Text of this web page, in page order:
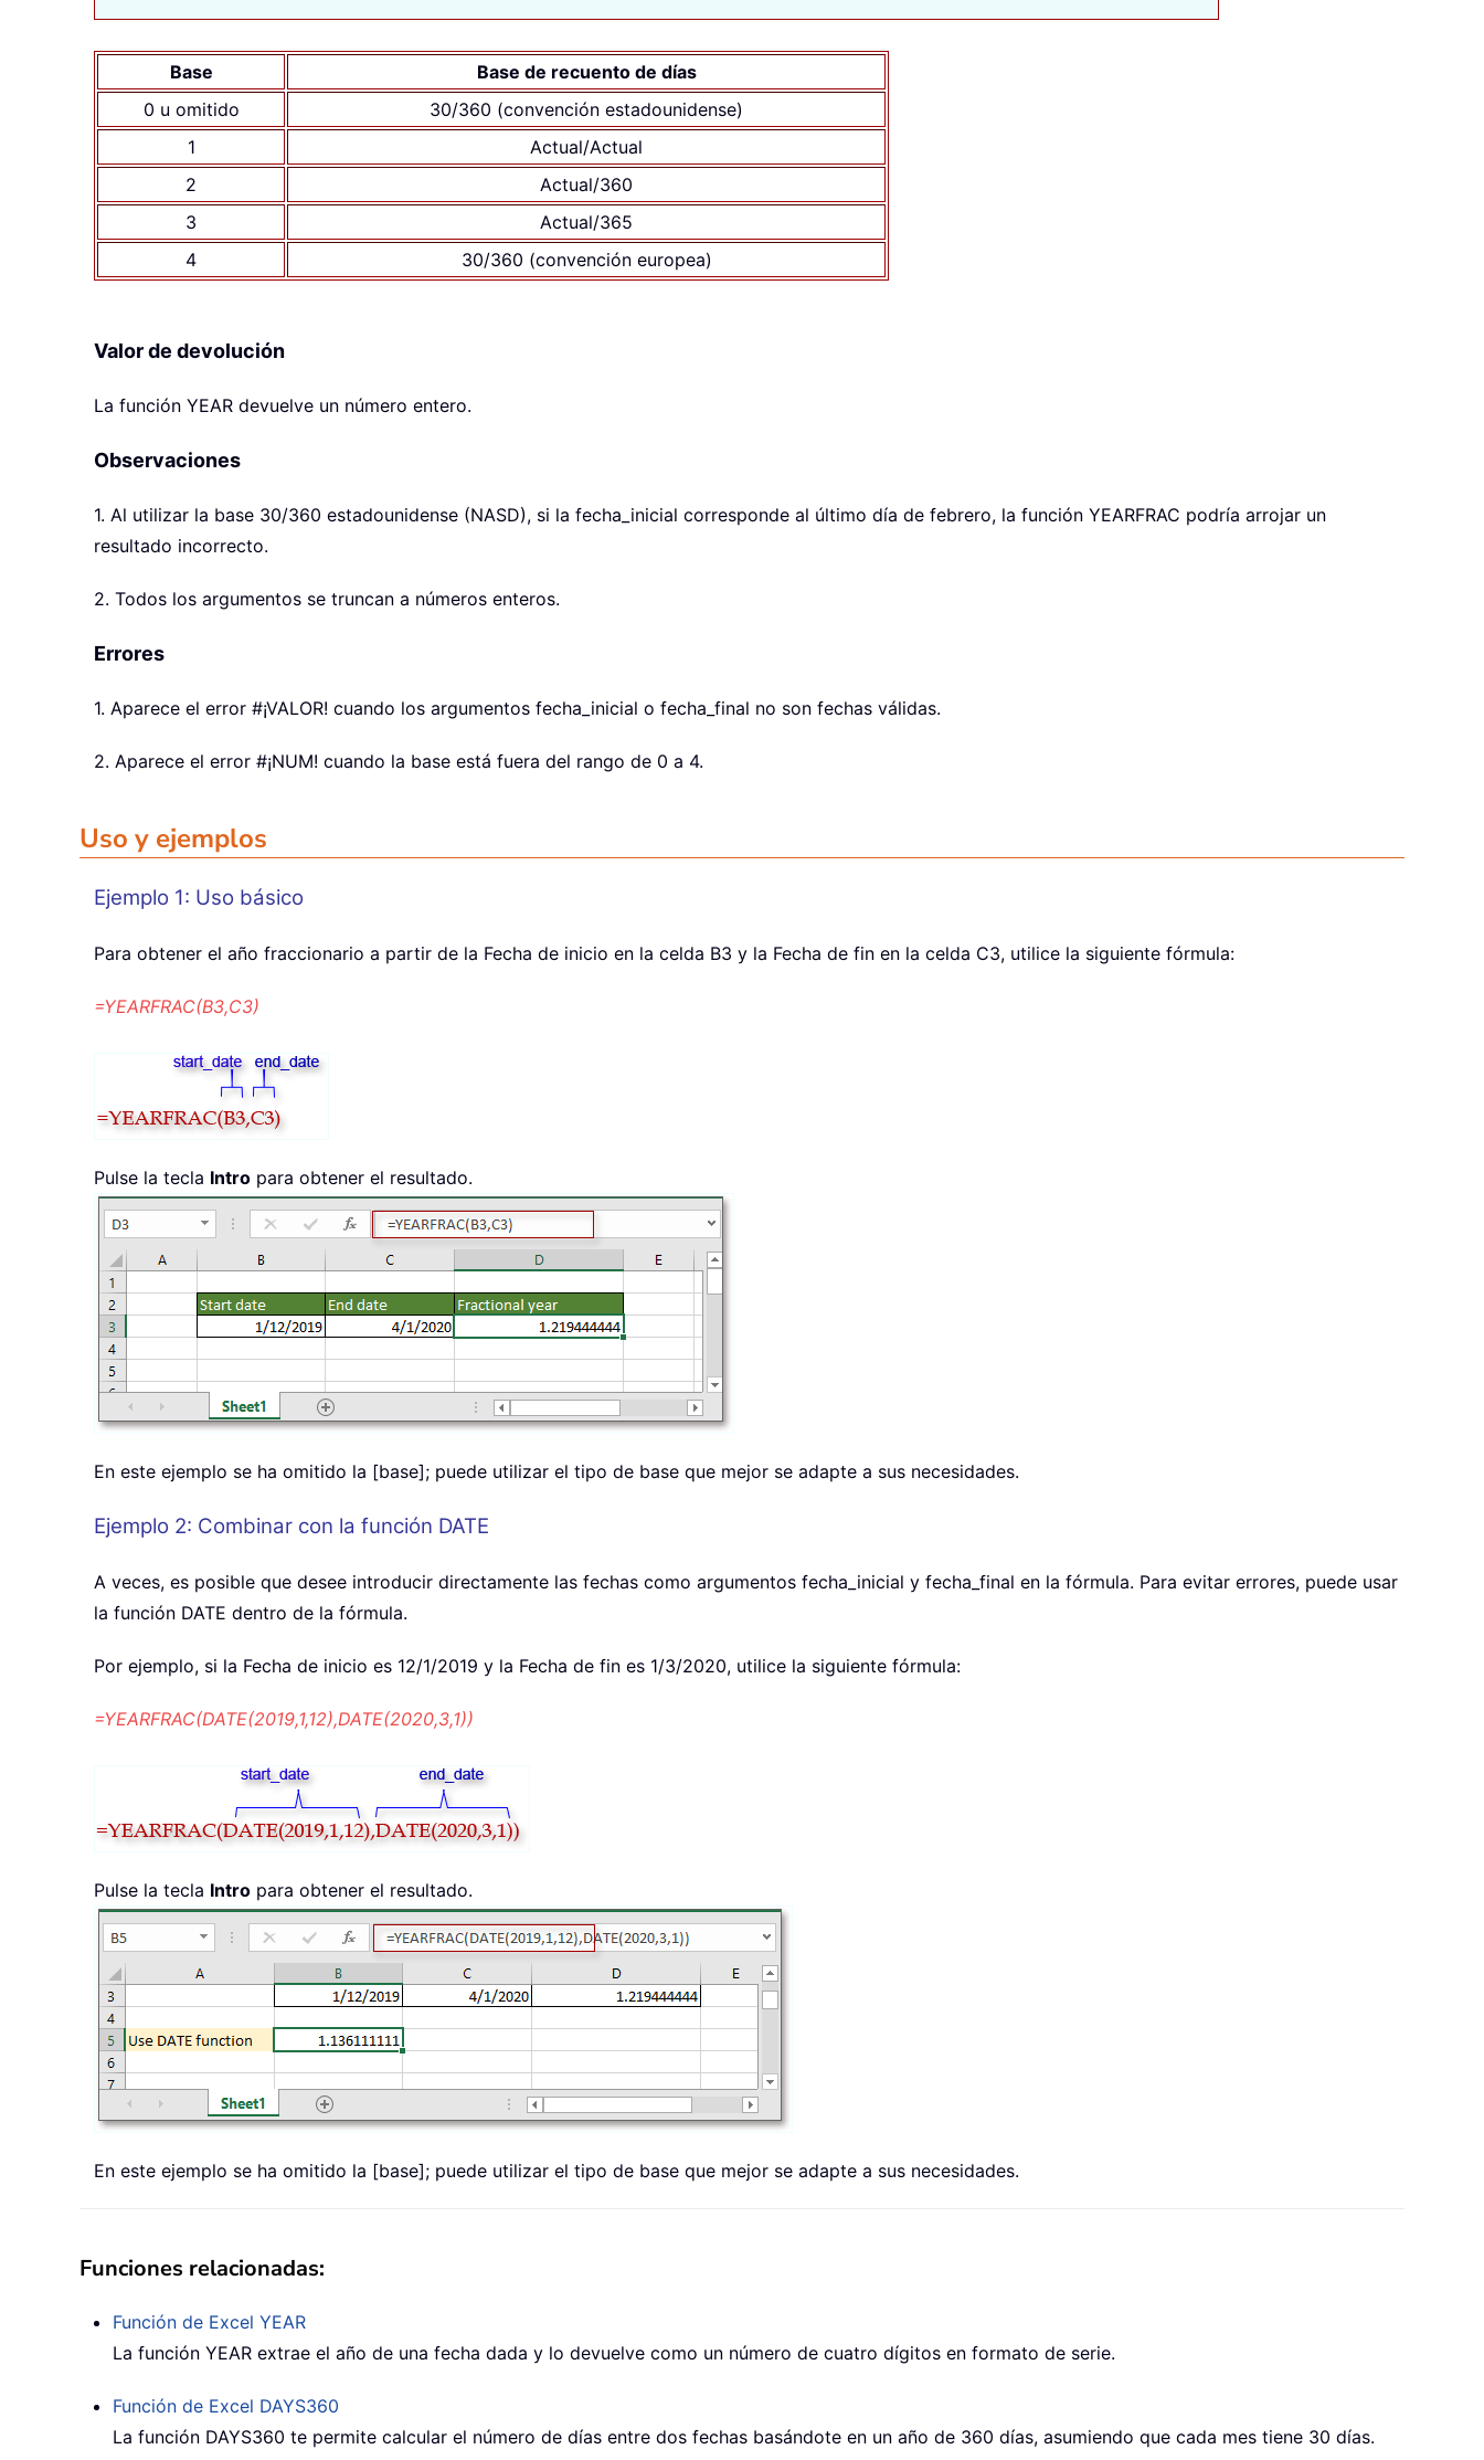
Base
Base de recuento de días
0 u omitido
30/360 (convención estadounidense)
1
Actual/Actual
2
Actual/360
3
Actual/365
4
30/360 (convención europea)
Valor de devolución
La función YEAR devuelve un número entero.
Observaciones
1. Al utilizar la base 30/360 estadounidense (NASD), si la fecha_inicial corresponde al último día de febrero, la función YEARFRAC podría arrojar un
resultado incorrecto.
2. Todos los argumentos se truncan a números enteros.
Errores
1. Aparece el error #¡VALOR! cuando los argumentos fecha_inicial o fecha_final no son fechas válidas.
2. Aparece el error #¡NUM! cuando la base está fuera del rango de 0 a 4.
Uso y ejemplos
Ejemplo 1: Uso básico
Para obtener el año fraccionario a partir de la Fecha de inicio en la celda B3 y la Fecha de fin en la celda C3, utilice la siguiente fórmula:
=YEARFRAC(B3,C3)
Pulse la tecla Intro para obtener el resultado.
En este ejemplo se ha omitido la [base]; puede utilizar el tipo de base que mejor se adapte a sus necesidades.
Ejemplo 2: Combinar con la función DATE
A veces, es posible que desee introducir directamente las fechas como argumentos fecha_inicial y fecha_final en la fórmula. Para evitar errores, puede usar
la función DATE dentro de la fórmula.
Por ejemplo, si la Fecha de inicio es 12/1/2019 y la Fecha de fin es 1/3/2020, utilice la siguiente fórmula:
=YEARFRAC(DATE(2019,1,12),DATE(2020,3,1))
Pulse la tecla Intro para obtener el resultado.
En este ejemplo se ha omitido la [base]; puede utilizar el tipo de base que mejor se adapte a sus necesidades.
Funciones relacionadas:
Función de Excel YEAR
La función YEAR extrae el año de una fecha dada y lo devuelve como un número de cuatro dígitos en formato de serie.
Función de Excel DAYS360
La función DAYS360 te permite calcular el número de días entre dos fechas basándote en un año de 360 días, asumiendo que cada mes tiene 30 días.